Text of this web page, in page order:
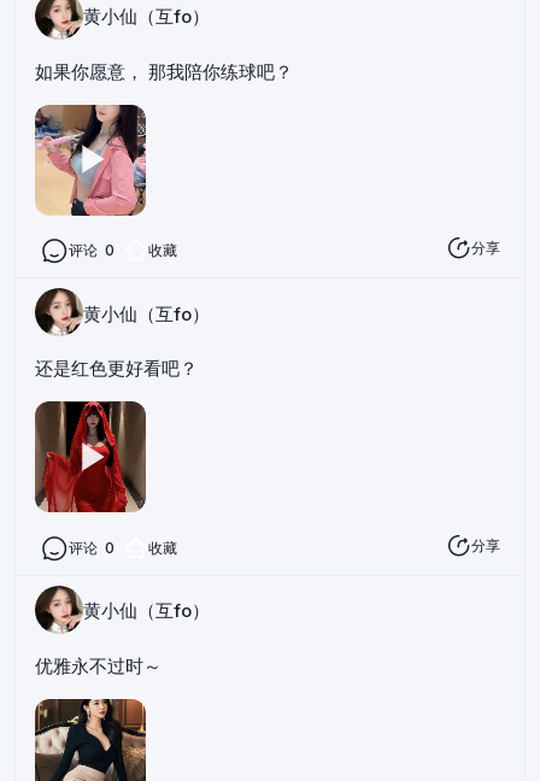
黄小仙（互fo）
如果你愿意， 那我陪你练球吧？
评论 0 收藏 分享
黄小仙（互fo）
还是红色更好看吧？
评论 0 收藏 分享
黄小仙（互fo）
优雅永不过时～